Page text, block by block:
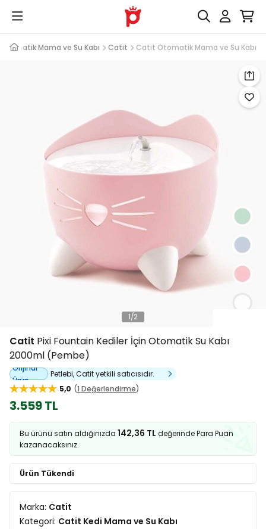
Otomatik Mama ve Su Kabı Catit Catit Otomatik Mama ve Su Kabı
1/2
Catit Pixi Fountain Kediler İçin Otomatik Su Kabı
2000ml (Pembe)
Orijinal
Ürün
Petlebi, Catit yetkili satıcısıdır.
5,0
1 Değerlendirme
3.559 TL
Bu ürünü satın aldığınızda 142,36 TL değerinde Para Puan
kazanacaksınız.
Ürün Tükendi
Marka: Catit
Kategori: Catit Kedi Mama ve Su Kabı